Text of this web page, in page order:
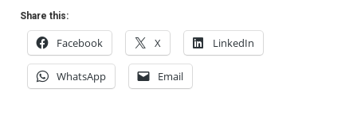
Share this:
Facebook X LinkedIn
WhatsApp Email